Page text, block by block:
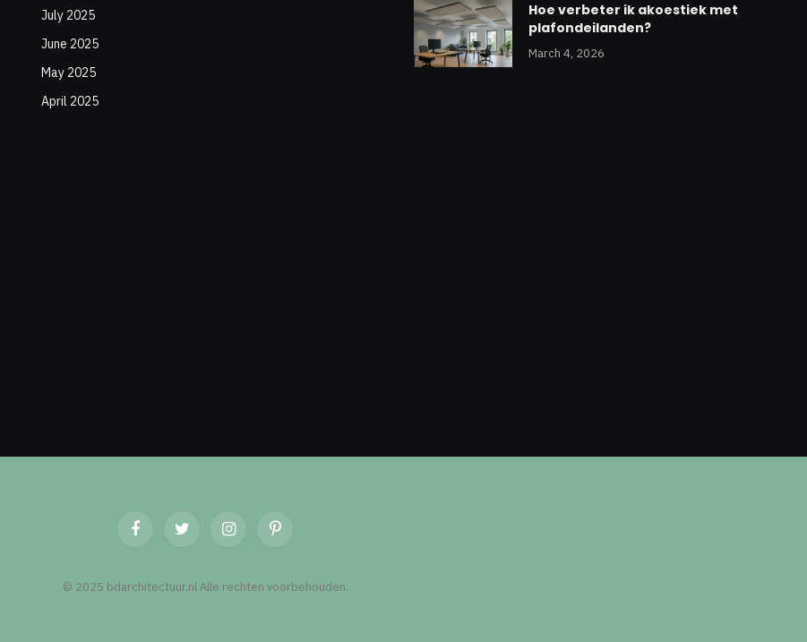
July 2025
June 2025
May 2025
April 2025
Hoe verbeter ik akoestiek met
plafondeilanden?
March 4, 2026
FacebookTwitter InstagramPinterest
© 2025 bdarchitectuur.nl Alle rechten voorbehouden.